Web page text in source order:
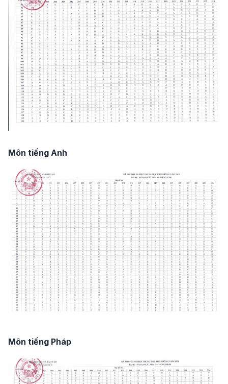
Môn tiếng Anh
Môn tiếng Pháp